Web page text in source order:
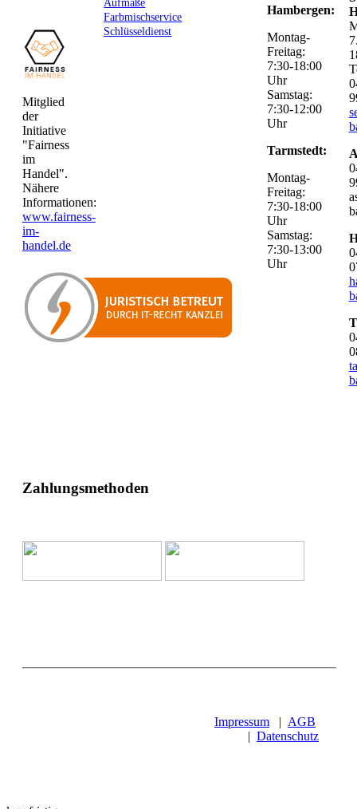
Mitglied
der
Initiative
"Fairness
im
Handel".
Nähere
Informationen:
www.fairness-
im-
handel.de
Aufmaße
Farbmischservice
Schlüsseldienst
Hambergen:
Montag-
Freitag:
7:30-18:00
Uhr
Samstag:
7:30-12:00
Uhr
Tarmstedt:
Montag-
Freitag:
7:30-18:00
Uhr
Samstag:
7:30-13:00
Uhr
Zahlungsmethoden
Impressum | AGB
| Datenschutz